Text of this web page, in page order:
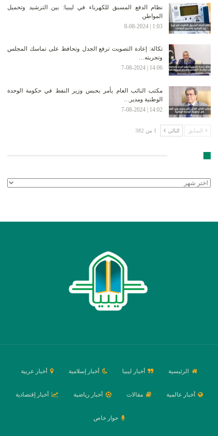
نظام الدفع المسبق للكهرباء في ليبيا: بين الترشيد وتحميل
المواطن
1:03 | 8-08-2024
تكالة: إعادة التصويت ترفع الجدل وتحافظ على تماسك المجلس
وتجربته…
14:06 | 7-08-2024
مكتب النائب العام يأمر بحبس وزير النفط في حكومة الوحدة
الوطنية ومدير…
14:02 | 7-08-2024
السابق التالي 1 من 382
الأرشيف
الرئيسية أخبار ليبيا أخبار إسلامية أخبار عربية
أخبار عالمية مقالات أخبار رياضية أخبار إقتصادية
حوار خاص